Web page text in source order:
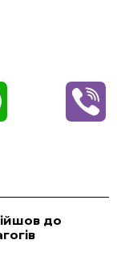
t
до